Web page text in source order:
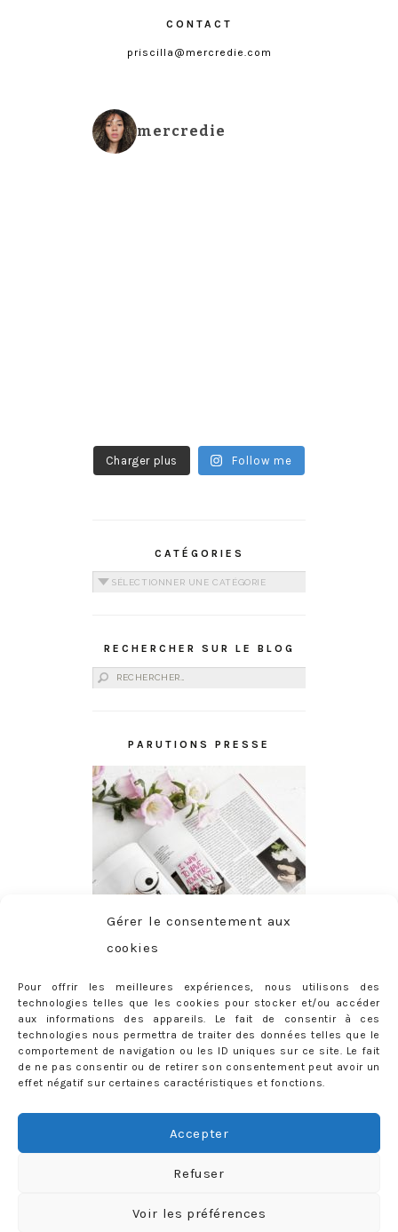
Gérer le consentement aux
cookies
Pour offrir les meilleures expériences, nous utilisons des
technologies telles que les cookies pour stocker et/ou accéder
aux informations des appareils. Le fait de consentir à ces
technologies nous permettra de traiter des données telles que le
comportement de navigation ou les ID uniques sur ce site. Le fait
de ne pas consentir ou de retirer son consentement peut avoir un
effet négatif sur certaines caractéristiques et fonctions.
Accepter
Refuser
Voir les préférences
CONTACT
priscilla@mercredie.com
mercredie
Charger plus Follow me
CATÉGORIES
Catégories
RECHERCHER SUR LE BLOG
Rechercher :
PARUTIONS PRESSE
ABONNEMENT
Adresse
Rejoignez les 398 autres abonnés